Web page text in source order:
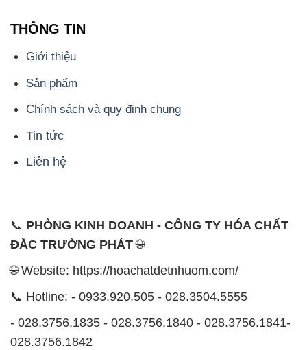
THÔNG TIN
Giới thiệu
Sản phẩm
Chính sách và quy định chung
Tin tức
Liên hệ
📞 PHÒNG KINH DOANH - CÔNG TY HÓA CHẤT
ĐẮC TRƯỜNG PHÁT🌐
🌐 Website: https://hoachatdetnhuom.com/
📞 Hotline: - 0933.920.505 - 028.3504.5555
- 028.3756.1835 - 028.3756.1840 - 028.3756.1841-
028.3756.1842